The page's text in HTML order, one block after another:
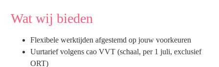
Wat wij bieden
Flexibele werktijden afgestemd op jouw voorkeuren
Uurtarief volgens cao VVT (schaal, per 1 juli, exclusief
ORT)